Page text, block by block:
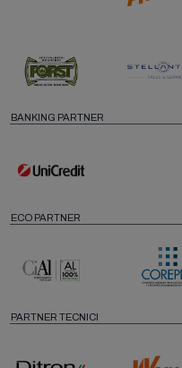
BANKING PARTNER
ECO PARTNER
PARTNER TECNICI